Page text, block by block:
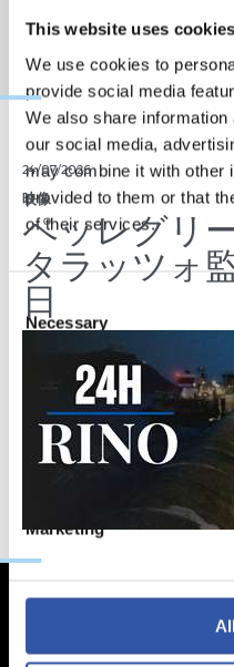
This website uses cookies
We use cookies to
provide social media
We also share
our social media,
may combine it with other
provided to them or that
of their services.
Consent
Selection
Necessary
Preferences
Statistics
Marketing
24/07/2026
映像
ペッレグリ
タラッツォ
日